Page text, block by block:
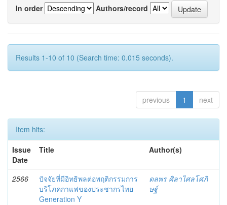
In order
Authors/record
Results 1-10 of 10 (Search time: 0.015 seconds).
previous 1 next
Item hits:
Issue
Date
Title Author(s)
2566
ปัจจัยที่มีอิทธิพลต่อพฤติกรรมการ
บริโภคกาแฟของประชากรไทย
Generation Y
ดลพร ศิลาไศลโศภิ
ษฐ์